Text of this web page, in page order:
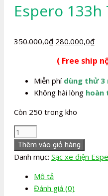
Espero 133h
350.000,0₫ Giá
là:
350.000,0₫.
280.000,0₫Giá
tại
là:
( Free ship
Miễn phí dùng thử 3
Không hài lòng hoàn
Còn 250 trong kho
Sạc
xe
máy
Detech
Espero
Thêm vào giỏ hàng
Danh mục: Sạc xe điện
Mô tả
Đánh giá (0)